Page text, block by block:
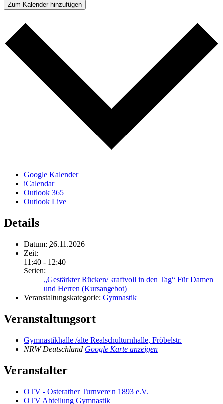
Zum Kalender hinzufügen
Google Kalender
iCalendar
Outlook 365
Outlook Live
Details
Datum: 26.11.2026
Zeit:
11:40 - 12:40
Serien:
„Gestärkter Rücken/ kraftvoll in den Tag“ Für Damen
und Herren (Kursangebot)
Veranstaltungskategorie: Gymnastik
Veranstaltungsort
Gymnastikhalle /alte Realschulturnhalle, Fröbelstr.
NRW Deutschland Google Karte anzeigen
Veranstalter
OTV - Osterather Turnverein 1893 e.V.
OTV Abteilung Gymnastik